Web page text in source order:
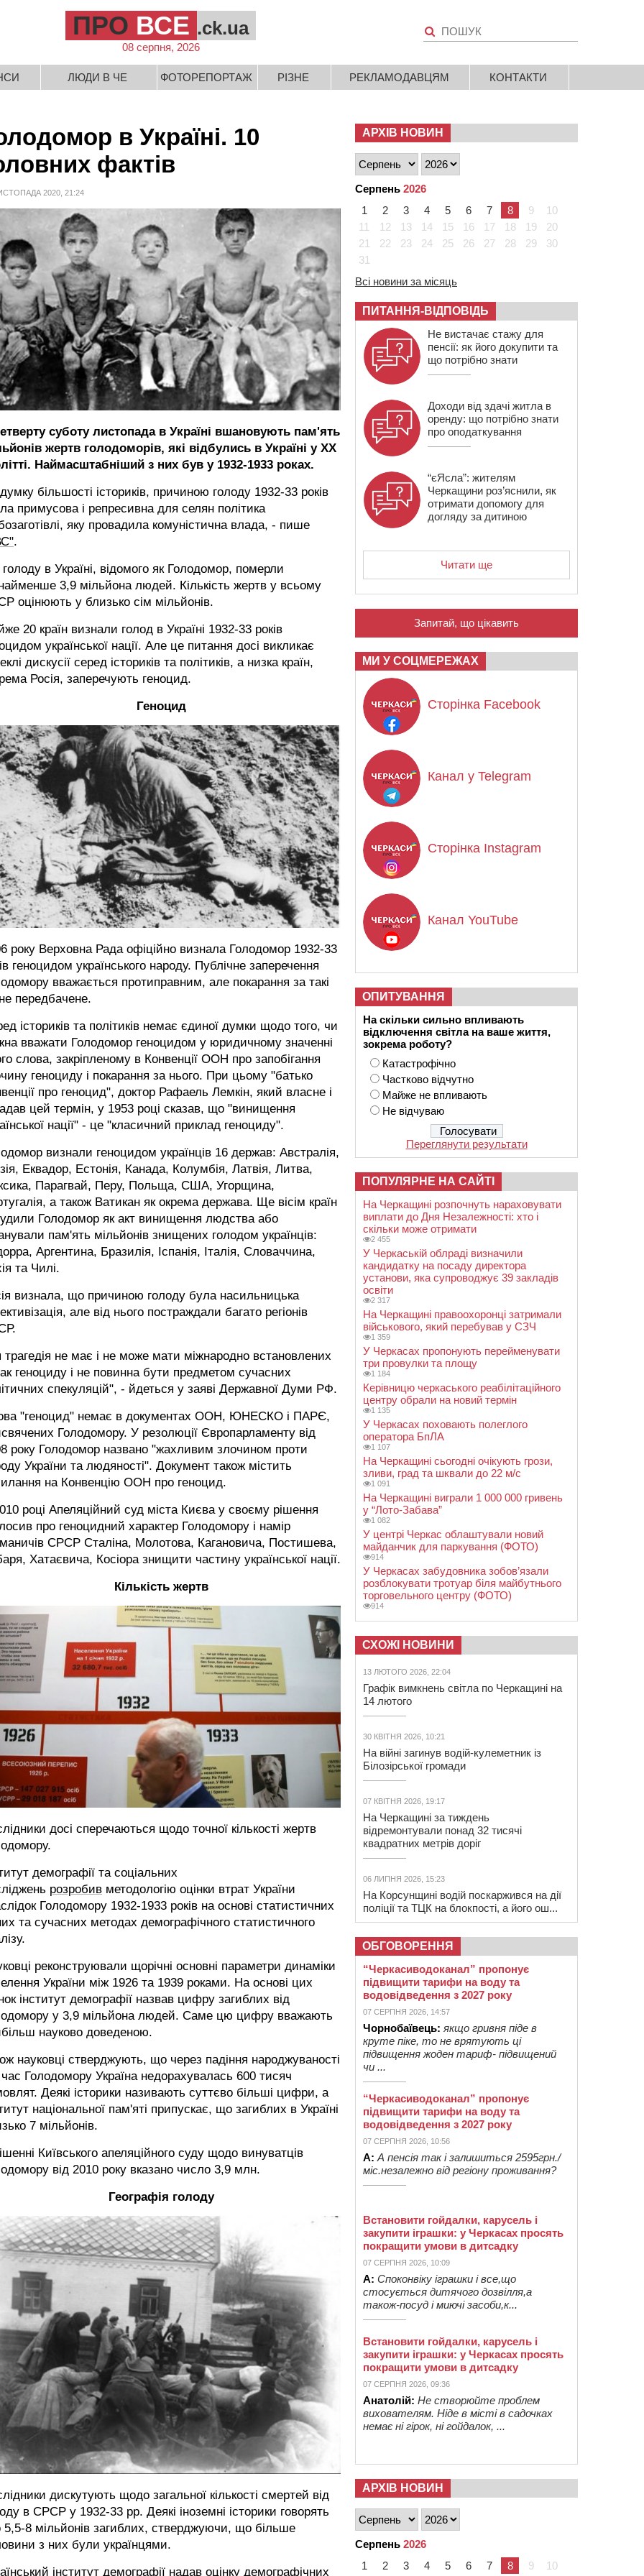
ПРО ВСЕ .ck.ua
08 серпня, 2026
ЛЮДИ В ЧЕ ФОТОРЕПОРТАЖ РІЗНЕ РЕКЛАМОДАВЦЯМ КОНТАКТИ
в Україні. 10
фактів
2020, 21:24
суботу листопада в Україні вшановують пам'ять
жертв голодоморів, які відбулись в Україні у XX
Наймасштабніший з них був у 1932-1933 роках.
більшості істориків, причиною голоду 1932-33 років
примусова і репресивна для селян політика
яку провадила комуністична влада, - пише
.
голоду в Україні, відомого як Голодомор, померли
3,9 мільйона людей. Кількість жертв у всьому
оцінюють у близько сім мільйонів.
20 країн визнали голод в Україні 1932-33 років
української нації. Але це питання досі викликає
дискусії серед істориків та політиків, а низка країн,
Росія, заперечують геноцид.
Геноцид
року Верховна Рада офіційно визнала Голодомор 1932-33
геноцидом українського народу. Публічне заперечення
вважається протиправним, але покарання за такі
не передбачене.
істориків та політиків немає єдиної думки щодо того, чи
вважати Голодомор геноцидом у юридичному значенні
слова, закріпленому в Конвенції ООН про запобігання
геноциду і покарання за нього. При цьому "батько
про геноцид", доктор Рафаель Лемкін, який власне і
цей термін, у 1953 році сказав, що "винищення
нації" - це "класичний приклад геноциду".
визнали геноцидом українців 16 держав: Австралія,
Еквадор, Естонія, Канада, Колумбія, Латвія, Литва,
Парагвай, Перу, Польща, США, Угорщина,
а також Ватикан як окрема держава. Ще вісім країн
Голодомор як акт винищення людства або
пам'ять мільйонів знищених голодом українців:
Аргентина, Бразилія, Іспанія, Італія, Словаччина,
та Чилі.
визнала, що причиною голоду була насильницька
але від нього постраждали багато регіонів
не має і не може мати міжнародно встановлених
геноциду і не повинна бути предметом сучасних
спекуляцій", - йдеться у заяві Державної Думи РФ.
"геноцид" немає в документах ООН, ЮНЕСКО і ПАРЄ,
Голодомору. У резолюції Європарламенту від
року Голодомор названо "жахливим злочином проти
України та людяності". Документ також містить
на Конвенцію ООН про геноцид.
році Апеляційний суд міста Києва у своєму рішення
про геноцидний характер Голодомору і намір
СРСР Сталіна, Молотова, Кагановича, Постишева,
Хатаєвича, Косіора знищити частину української нації.
Кількість жертв
досі сперечаються щодо точної кількості жертв
демографії та соціальних
розробив методологію оцінки втрат України
Голодомору 1932-1933 років на основі статистичних
та сучасних методах демографічного статистичного
реконструювали щорічні основні параметри динаміки
України між 1926 та 1939 роками. На основі цих
інститут демографії назвав цифру загиблих від
у 3,9 мільйона людей. Саме цю цифру вважають
науково доведеною.
науковці стверджують, що через падіння народжуваності
час Голодомору Україна недорахувалась 600 тисяч
Деякі історики називають суттєво більші цифри, а
національної пам'яті припускає, що загиблих в Україні
7 мільйонів.
Київського апеляційного суду щодо винуватців
від 2010 року вказано число 3,9 млн.
Географія голоду
дискутують щодо загальної кількості смертей від
в СРСР у 1932-33 рр. Деякі іноземні історики говорять
5,5-8 мільйонів загиблих, стверджуючи, що більше
з них були українцями.
інститут демографії надав оцінку демографічних
АРХІВ НОВИН
Серпень 2026
1
2 3 4 5 6 7 8 9
10
11
12 13 14 15 16 17 18 19
20
21
22 23 24 25 26 27 28 29
30
31
Всі новини за місяць
ПИТАННЯ-ВІДПОВІДЬ
Не вистачає стажу для
пенсії: як його докупити та
що потрібно знати
Доходи від здачі житла в
оренду: що потрібно знати
про оподаткування
“єЯсла”: жителям
Черкащини роз’яснили, як
отримати допомогу для
догляду за дитиною
Читати ще
Запитай, що цікавить
МИ У СОЦМЕРЕЖАХ
Сторінка Facebook
Канал у Telegram
Сторінка Instagram
Канал YouTube
ОПИТУВАННЯ
На скільки сильно впливають
відключення світла на ваше життя,
зокрема роботу?
Катастрофічно
Частково відчутно
Майже не впливають
Не відчуваю
Переглянути результати
ПОПУЛЯРНЕ НА САЙТІ
На Черкащині розпочнуть нараховувати
виплати до Дня Незалежності: хто і
скільки може отримати
2 455
У Черкаській облраді визначили
кандидатку на посаду директора
установи, яка супроводжує 39 закладів
освіти
2 317
На Черкащині правоохоронці затримали
військового, який перебував у СЗЧ
1 359
У Черкасах пропонують перейменувати
три провулки та площу
1 184
Керівницю черкаського реабілітаційного
центру обрали на новий термін
1 135
У Черкасах поховають полеглого
оператора БпЛА
1 107
На Черкащині сьогодні очікують грози,
зливи, град та шквали до 22 м/с
1 091
На Черкащині виграли 1 000 000 гривень
у “Лото-Забава”
1 082
У центрі Черкас облаштували новий
майданчик для паркування (ФОТО)
914
У Черкасах забудовника зобов’язали
розблокувати тротуар біля майбутнього
торговельного центру (ФОТО)
914
СХОЖІ НОВИНИ
13 ЛЮТОГО 2026, 22:04
Графік вимкнень світла по Черкащині на
14 лютого
30 КВІТНЯ 2026, 10:21
На війні загинув водій-кулеметник із
Білозірської громади
07 КВІТНЯ 2026, 19:17
На Черкащині за тиждень
відремонтували понад 32 тисячі
квадратних метрів доріг
06 ЛИПНЯ 2026, 15:23
На Корсунщині водій поскаржився на дії
поліції та ТЦК на блокпості, а його ош...
ОБГОВОРЕННЯ
“Черкасиводоканал” пропонує
підвищити тарифи на воду та
водовідведення з 2027 року
07 СЕРПНЯ 2026, 14:57
Чорнобаївець: якщо гривня піде в
круте піке, то не врятують ці
підвищення жоден тариф- підвищений
чи ...
“Черкасиводоканал” пропонує
підвищити тарифи на воду та
водовідведення з 2027 року
07 СЕРПНЯ 2026, 10:56
А: А пенсія так і залишиться 2595грн./
міс.незалежно від регіону проживання?
Встановити гойдалки, карусель і
закупити іграшки: у Черкасах просять
покращити умови в дитсадку
07 СЕРПНЯ 2026, 10:09
А: Споконвіку іграшки і все,що
стосується дитячого дозвілля,а
також-посуд і миючі засоби,к...
Встановити гойдалки, карусель і
закупити іграшки: у Черкасах просять
покращити умови в дитсадку
07 СЕРПНЯ 2026, 09:36
Анатолій: Не створюйте проблем
вихователям. Ніде в місті в садочках
немає ні гірок, ні гойдалок, ...
АРХІВ НОВИН
Серпень 2026
1
2 3 4 5 6 7 8 9 10